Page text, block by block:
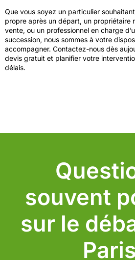
Que vous soyez un particulier
propre après un départ, un propriétaire
vente, ou un professionnel en charge
succession, nous sommes à votre
accompagner. Contactez-nous dès
devis gratuit et planifier votre
délais.
souvent
sur le
Paris